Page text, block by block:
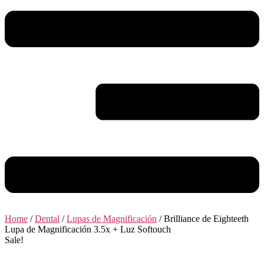
Home /Dental /Lupas de Magnificación / Brilliance de Eighteeth
Lupa de Magnificación 3.5x + Luz Softouch
Sale!